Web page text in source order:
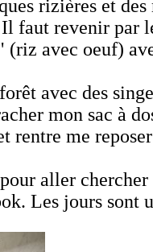
rizières et
faut revenir par
(riz avec oeuf)
avec des
mon sac à
rentre me
aller
Les jours sont